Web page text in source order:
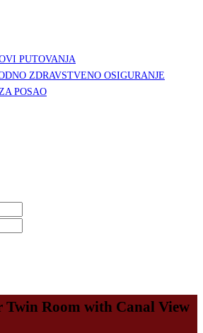
PUTOVANJA
ZDRAVSTVENO OSIGURANJE
POSAO
Twin Room with Canal View